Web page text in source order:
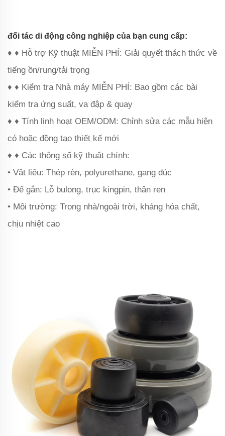
đối tác di động công nghiệp của bạn cung cấp:
♦ ♦ Hỗ trợ Kỹ thuật MIỄN PHÍ: Giải quyết thách thức về
tiếng ồn/rung/tải trọng
♦ ♦ Kiểm tra Nhà máy MIỄN PHÍ: Bao gồm các bài
kiểm tra ứng suất, va đập & quay
♦ ♦ Tính linh hoạt OEM/ODM: Chỉnh sửa các mẫu hiện
có hoặc đồng tạo thiết kế mới
♦ ♦ Các thông số kỹ thuật chính:
• Vật liệu: Thép rèn, polyurethane, gang đúc
• Đế gắn: Lỗ bulong, trục kingpin, thân ren
• Môi trường: Trong nhà/ngoài trời, kháng hóa chất,
chịu nhiệt cao